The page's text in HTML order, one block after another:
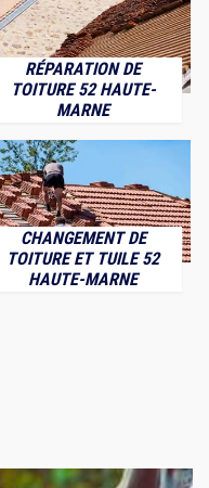
RÉPARATION DE
TOITURE 52 HAUTE-
MARNE
CHANGEMENT DE
TOITURE ET TUILE 52
HAUTE-MARNE